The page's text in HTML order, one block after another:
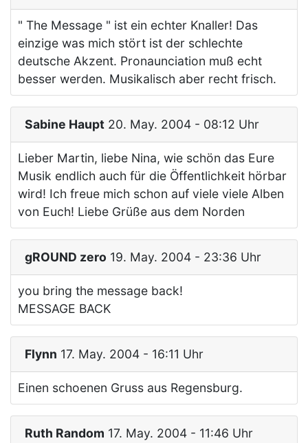
" The Message " ist ein echter Knaller! Das
einzige was mich stört ist der schlechte
deutsche Akzent. Pronaunciation muß echt
besser werden. Musikalisch aber recht frisch.
Sabine Haupt 20. May. 2004 - 08:12 Uhr
Lieber Martin, liebe Nina, wie schön das Eure
Musik endlich auch für die Öffentlichkeit hörbar
wird! Ich freue mich schon auf viele viele Alben
von Euch! Liebe Grüße aus dem Norden
gROUND zero 19. May. 2004 - 23:36 Uhr
you bring the message back!
MESSAGE BACK
Flynn 17. May. 2004 - 16:11 Uhr
Einen schoenen Gruss aus Regensburg.
Ruth Random 17. May. 2004 - 11:46 Uhr